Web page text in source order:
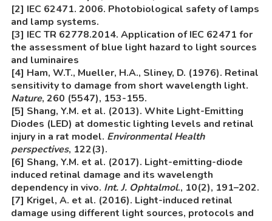
[2] IEC 62471. 2006. Photobiological safety of lamps
and lamp systems.
[3] IEC TR 62778.2014. Application of IEC 62471 for
the assessment of blue light hazard to light sources
and luminaires
[4] Ham, W.T., Mueller, H.A., Sliney, D. (1976). Retinal
sensitivity to damage from short wavelength light.
Nature, 260 (5547), 153-155.
[5] Shang, Y.M. et al. (2013). White Light-Emitting
Diodes (LED) at domestic lighting levels and retinal
injury in a rat model. Environmental Health
perspectives, 122(3).
[6] Shang, Y.M. et al. (2017). Light-emitting-diode
induced retinal damage and its wavelength
dependency in vivo. Int. J. Ophtalmol., 10(2), 191–202.
[7] Krigel, A. et al. (2016). Light-induced retinal
damage using different light sources, protocols and